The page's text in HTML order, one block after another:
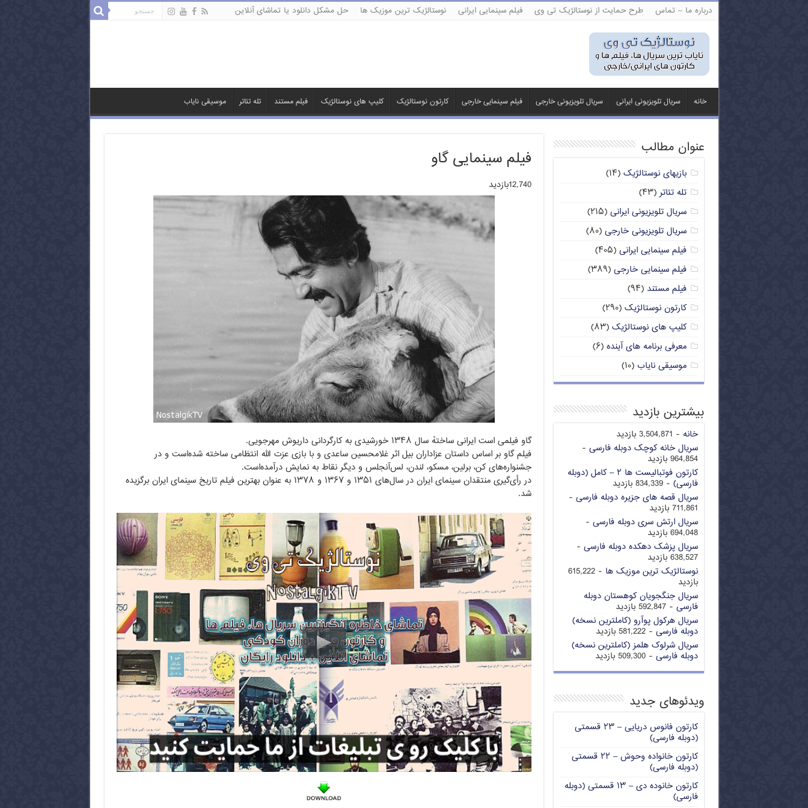
درباره ما – تماس طرح حمایت از نوستالژیک تی وی فیلم سینمایی ایرانی نوستالژیک ترین موزیک ها حل مشکل دانلود یا تماشای آنلاین
خانه سریال تلویزیونی ایرانی سریال تلویزیونی خارجی فیلم سینمایی خارجی کارتون نوستالژیک کلیپ های نوستالژیک فیلم مستند تله تئاتر موسیقی نایاب
فیلم سینمایی گاو
12,740بازدید
گاو فیلمی است ایرانی ساختهٔ سال ۱۳۴۸ خورشیدی به کارگردانی داریوش مهرجویی.
فیلم گاو بر اساس داستان عزاداران بیل اثر غلامحسین ساعدی و با بازی عزت‌ الله انتظامی ساخته شده‌است و در
جشنواره‌های کن، برلین، مسکو، لندن، لس‌آنجلس و دیگر نقاط به نمایش درآمده‌است.
در رأی‌گیری منتقدان سینمای ایران در سال‌های ۱۳۵۱ و ۱۳۶۷ و ۱۳۷۸ به عنوان بهترین فیلم تاریخ سینمای ایران برگزیده
شد.
عنوان مطالب
بازیهای نوستالژیک (۱۴)
تله تئاتر(۴۳)
سریال تلویزیونی ایرانی (۲۱۵)
سریال تلویزیونی خارجی (۸۰)
فیلم سینمایی ایرانی (۴۰۵)
فیلم سینمایی خارجی (۳۸۹)
فیلم مستند (۹۴)
کارتون نوستالژیک (۲۹۰)
کلیپ های نوستالژیک (۸۳)
معرفی برنامه های آینده (۶)
موسیقی نایاب (۱۰)
بیشترین بازدید
خانه - 3,504,871 بازدید
سریال خانه کوچک دوبله فارسی -
964,854 بازدید
کارتون فوتبالیست ها ۲ – کامل (دوبله
فارسی) - 834,339 بازدید
سریال قصه های جزیره دوبله فارسی -
711,861 بازدید
سریال ارتش سری دوبله فارسی -
694,048 بازدید
سریال پزشک دهکده دوبله فارسی -
638,527 بازدید
نوستالژیک ترین موزیک ها
- 615,222
بازدید
سریال جنگجویان کوهستان دوبله
فارسی - 592,847 بازدید
سریال هرکول پوآرو (کاملترین نسخه)
دوبله فارسی - 581,222 بازدید
سریال شرلوک هلمز (کاملترین نسخه)
دوبله فارسی - 509,300 بازدید
ویدئوهای جدید
کارتون فانوس دریایی – ۲۳ قسمتی
(دوبله فارسی)
کارتون خانواده وحوش – ۲۲ قسمتی
(دوبله فارسی)
کارتون خانوده دی – ۱۳ قسمتی (دوبله
فارسی)